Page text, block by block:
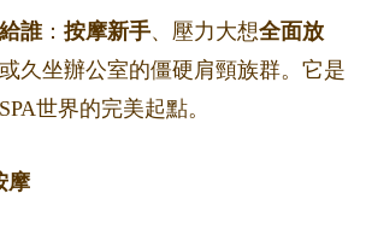
誰： 按摩新手、壓力大想全面放
久坐辦公室的僵硬肩頸族群。它是
世界的完美起點。
摩